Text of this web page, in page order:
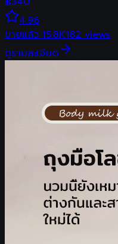
4.96
ขายแล้ว15.8K182views
ดูรายละเอียด